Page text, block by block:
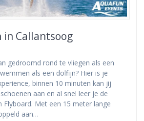
in Callantsoog
gedroomd rond te vliegen als een
als een dolfijn? Hier is je
binnen 10 minuten kan jij
aan en al snel leer je de
Flyboard. Met een 15 meter lange
aan…